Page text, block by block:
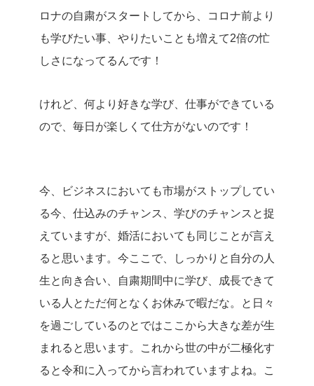
ロナの自粛がスタートしてから、コロナ前より
も学びたい事、やりたいことも増えて2倍の忙
しさになってるんです！
けれど、何より好きな学び、仕事ができている
ので、毎日が楽しくて仕方がないのです！
今、ビジネスにおいても市場がストップしてい
る今、仕込みのチャンス、学びのチャンスと捉
えていますが、婚活においても同じことが言え
ると思います。 今ここで、しっかりと自分の人
生と向き合い、自粛期間中に学び、成長できて
いる人とただ何となくお休みで暇だな。と日々
を過ごしているのとではここから大きな差が生
まれると思います。
これから世の中が二極化す
ると令和に入ってから言われていますよね。
こ